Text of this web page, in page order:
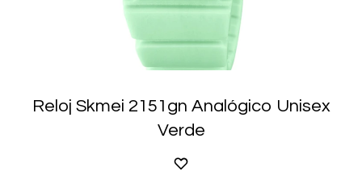
Reloj Skmei 2151gn Analógico Unisex
Verde